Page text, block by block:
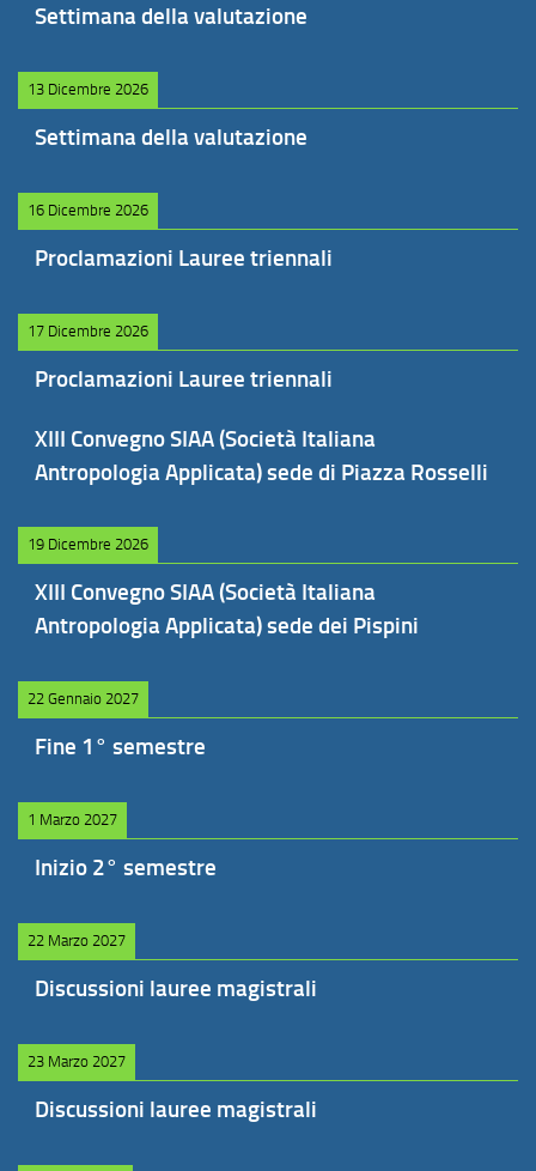
Settimana della valutazione
13 Dicembre 2026
Settimana della valutazione
16 Dicembre 2026
Proclamazioni Lauree triennali
17 Dicembre 2026
Proclamazioni Lauree triennali
XIII Convegno SIAA (Società Italiana
Antropologia Applicata) sede di Piazza Rosselli
19 Dicembre 2026
XIII Convegno SIAA (Società Italiana
Antropologia Applicata) sede dei Pispini
22 Gennaio 2027
Fine 1° semestre
1 Marzo 2027
Inizio 2° semestre
22 Marzo 2027
Discussioni lauree magistrali
23 Marzo 2027
Discussioni lauree magistrali